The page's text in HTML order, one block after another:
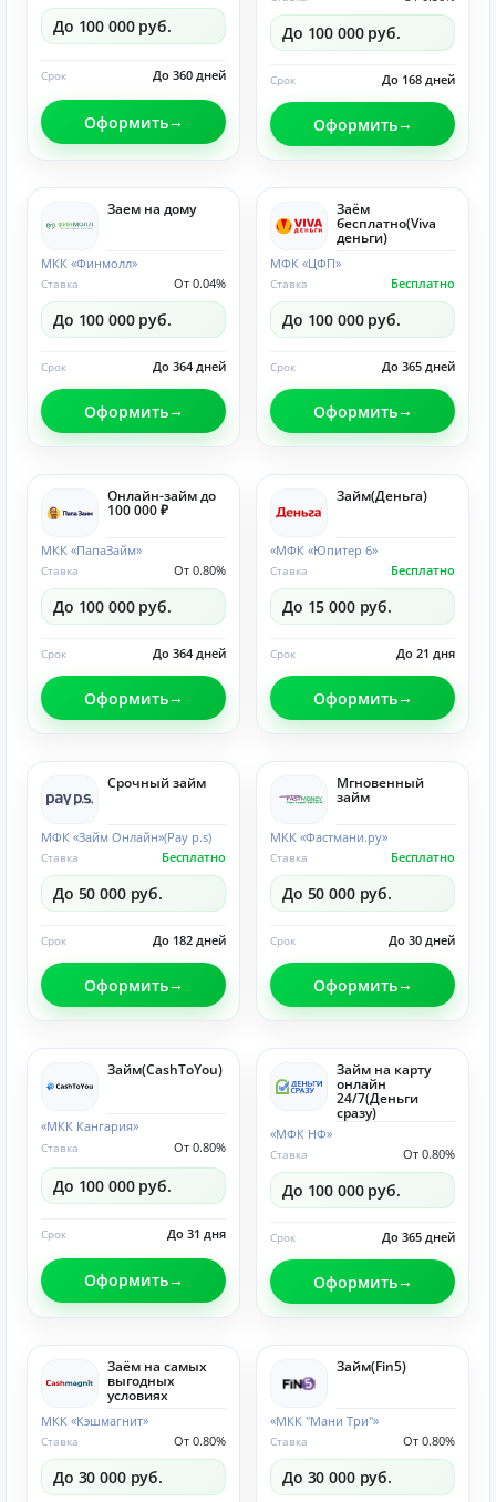
До 100 000 руб.
До 360 дней
Срок
Оформить
До 100 000 руб.
До 168 дней
Срок
Оформить
Заем на дому
МКК «Финмолл»
От 0.04%
Ставка
До 100 000 руб.
До 364 дней
Срок
Оформить
Заём
бесплатно(Viva
деньги)
МФК «ЦФП»
Бесплатно
Ставка
До 100 000 руб.
До 365 дней
Срок
Оформить
Онлайн-займ до
100 000 ₽
МКК «ПапаЗайм»
От 0.80%
Ставка
До 100 000 руб.
До 364 дней
Срок
Оформить
Займ(Деньга)
«МФК «Юпитер 6»
Бесплатно
Ставка
До 15 000 руб.
До 21 дня
Срок
Оформить
Срочный займ
МФК «Займ Онлайн»(Pay p.s)
Бесплатно
Ставка
До 50 000 руб.
До 182 дней
Срок
Оформить
Мгновенный
займ
МКК «Фастмани.ру»
Бесплатно
Ставка
До 50 000 руб.
До 30 дней
Срок
Оформить
Займ(CashToYou)
«МКК Кангария»
От 0.80%
Ставка
До 100 000 руб.
До 31 дня
Срок
Оформить
Займ на карту
онлайн
24/7(Деньги
сразу)
«МФК НФ»
От 0.80%
Ставка
До 100 000 руб.
До 365 дней
Срок
Оформить
Заём на самых
выгодных
условиях
МКК «Кэшмагнит»
От 0.80%
Ставка
До 30 000 руб.
Займ(Fin5)
«МКК "Мани Три"»
От 0.80%
Ставка
До 30 000 руб.